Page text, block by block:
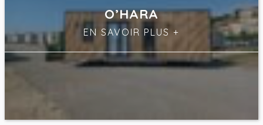
O’HARA
EN SAVOIR PLUS +